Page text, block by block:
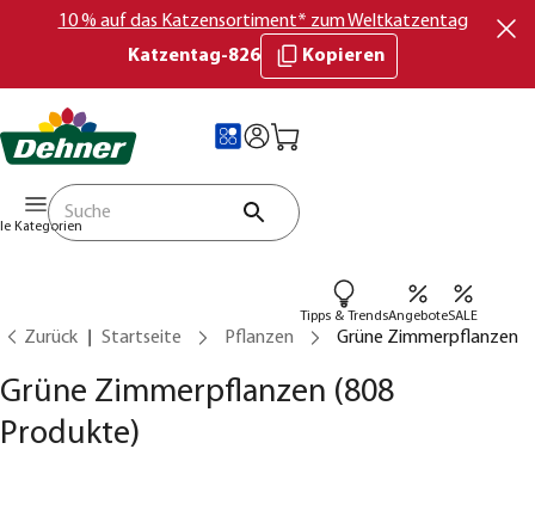
10 % auf das Katzensortiment* zum Weltkatzentag
Katzentag-826
Kopieren
Kategorien
Tipps & TrendsAngeboteSALE
Zurück Startseite Pflanzen Grüne Zimmerpflanzen
Grüne Zimmerpflanzen (808
Produkte)